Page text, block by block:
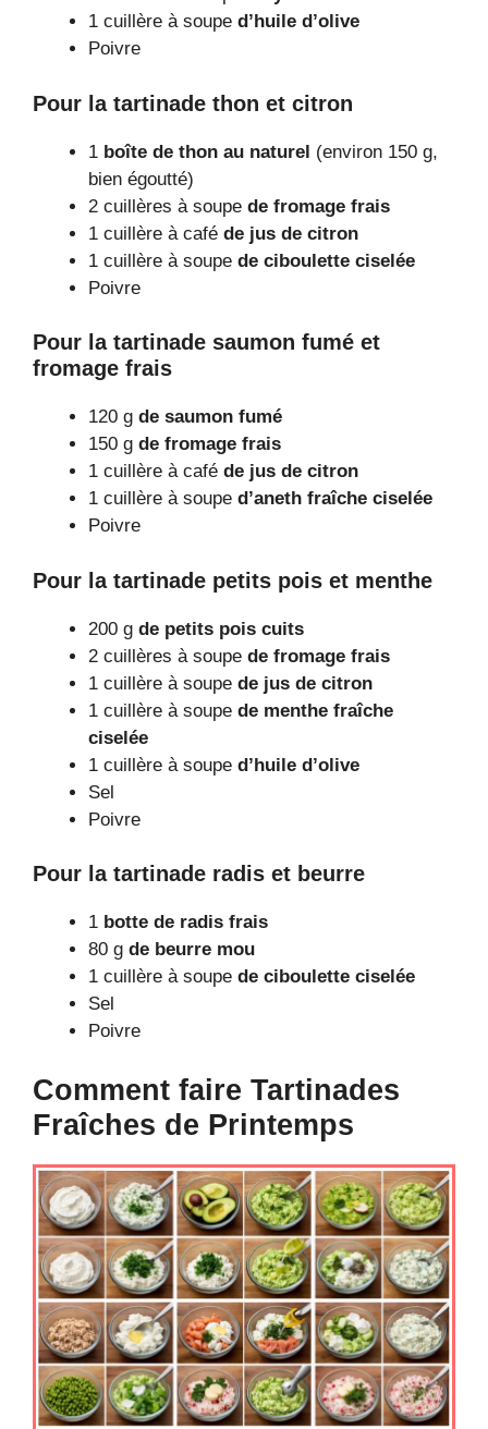
1 cuillère à soupe d’huile d’olive
Poivre
Pour la tartinade thon et citron
1 boîte de thon au naturel (environ 150 g,
bien égoutté)
2 cuillères à soupe de fromage frais
1 cuillère à café de jus de citron
1 cuillère à soupe de ciboulette ciselée
Poivre
Pour la tartinade saumon fumé et
fromage frais
120 g de saumon fumé
150 g de fromage frais
1 cuillère à café de jus de citron
1 cuillère à soupe d’aneth fraîche ciselée
Poivre
Pour la tartinade petits pois et menthe
200 g de petits pois cuits
2 cuillères à soupe de fromage frais
1 cuillère à soupe de jus de citron
1 cuillère à soupe de menthe fraîche
ciselée
1 cuillère à soupe d’huile d’olive
Sel
Poivre
Pour la tartinade radis et beurre
1 botte de radis frais
80 g de beurre mou
1 cuillère à soupe de ciboulette ciselée
Sel
Poivre
Comment faire Tartinades
Fraîches de Printemps